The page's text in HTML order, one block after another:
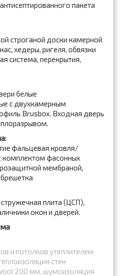
пакета
строганой доски камерной
хедеры, ригеля, обвязки
система, перекрытия,
белые
с двухкамерным
Brusbox. Входная дверь
фальцевая кровля/
комплектом фасонных
мембраной,
плита (ЦСП),
окон и дверей.
и потолков утеплителем
стен
200 мм, шумоизоляция